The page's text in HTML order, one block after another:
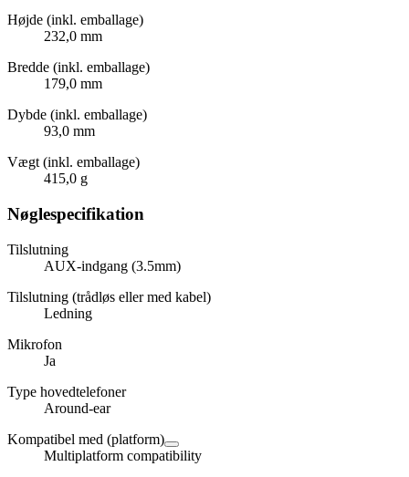
Højde (inkl. emballage)
232,0 mm
Bredde (inkl. emballage)
179,0 mm
Dybde (inkl. emballage)
93,0 mm
Vægt (inkl. emballage)
415,0 g
Nøglespecifikation
Tilslutning
AUX-indgang (3.5mm)
Tilslutning (trådløs eller med kabel)
Ledning
Mikrofon
Ja
Type hovedtelefoner
Around-ear
Kompatibel med (platform)
Multiplatform compatibility